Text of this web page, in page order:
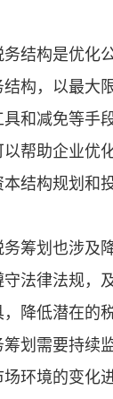
务结构是优化
构，以最大
和减免等手段
以帮助企业优
结构规划和
务筹划也涉及
法律法规，
降低潜在的
筹划需要持续
环境的变化